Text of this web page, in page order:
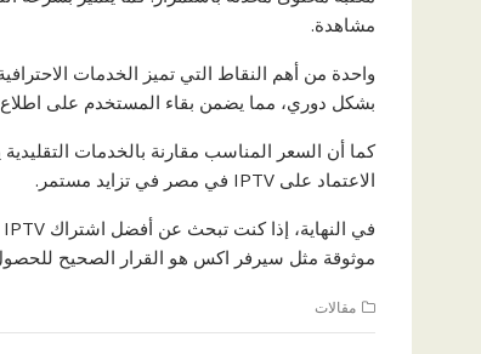
مشاهدة.
واحدة من أهم النقاط التي تميز الخدمات
بشكل دوري، مما يضمن بقاء المستخدم على اطلاع
الاعتماد على IPTV في مصر في تزايد مستمر.
موثوقة مثل سيرفر اكس هو القرار الصحيح
مقالات